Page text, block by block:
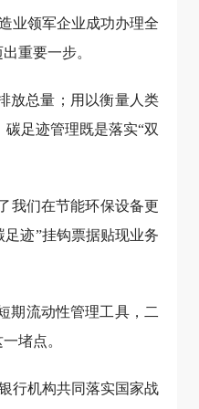
业领军企业成功办理全
重要一步。
放总量；用以衡量人类
足迹管理既是落实“双
我们在节能环保设备更
迹”挂钩票据贴现业务
期流动性管理工具，二
堵点。
行机构共同落实国家战